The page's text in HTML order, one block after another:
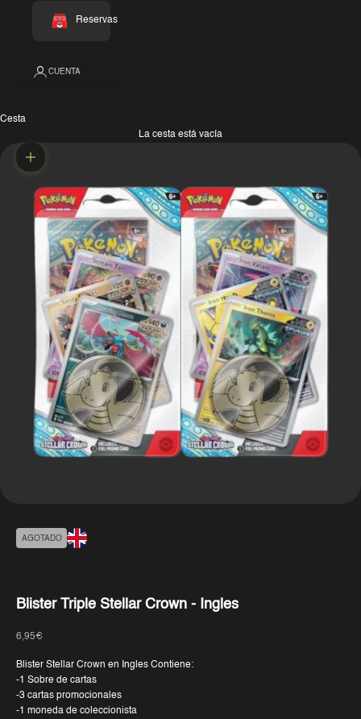
Reservas
CUENTA
Cesta
La cesta está vacía
Zoom
AGOTADO
Blister Triple Stellar Crown - Ingles
Precio de oferta
6,95€
Blister Stellar Crown en Ingles Contiene:
-1 Sobre de cartas
-3 cartas promocionales
-1 moneda de coleccionista